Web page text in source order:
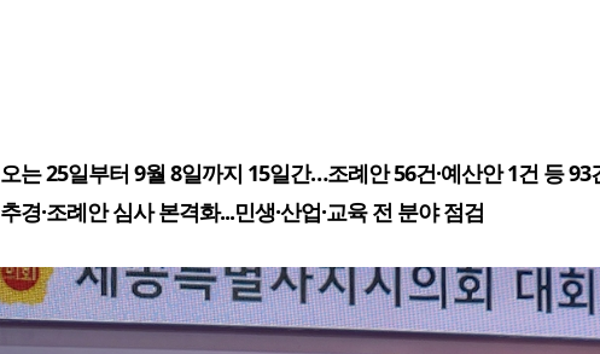
오는 25일부터 9월 8일까지 15일간…조례안 56건·예산안 1건 등 93
추경·조례안 심사 본격화...민생·산업·교육 전 분야 점검